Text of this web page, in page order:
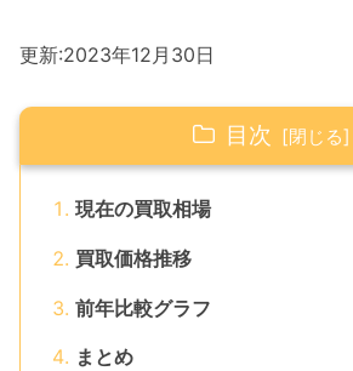
更新:2023年12月30日
目次
現在の買取相場
買取価格推移
前年比較グラフ
まとめ